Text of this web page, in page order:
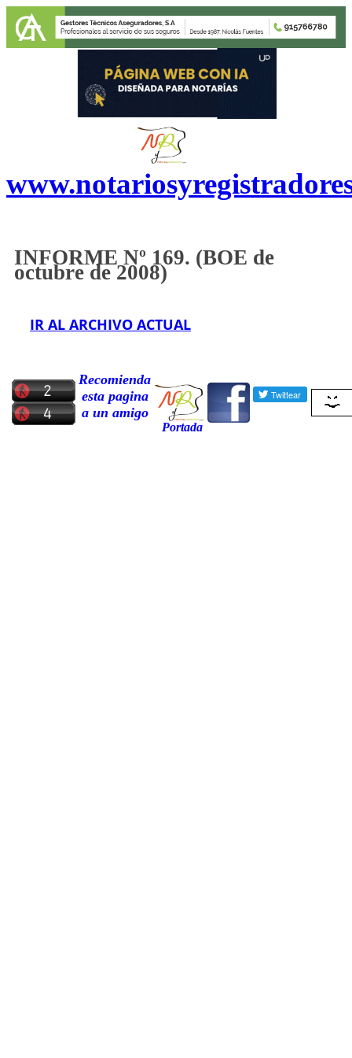
INFORME Nº 169. (BOE de
octubre de 2008)
IR AL ARCHIVO ACTUAL
Recomienda
esta pagina
a un amigo
Portada